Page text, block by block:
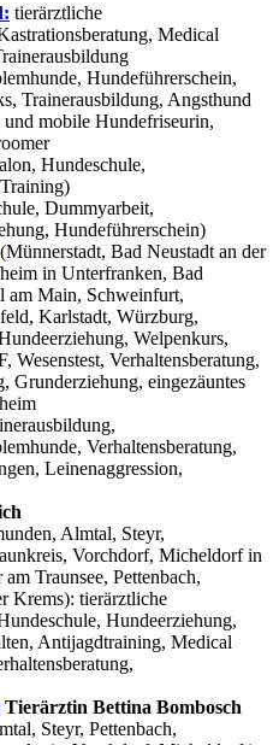
tierärztliche
Medical
Hundeführerschein,
Trainerausbildung, Angsthund
und mobile Hundefriseurin,
Hundeschule,
Dummyarbeit,
Hundeführerschein)
(Münnerstadt, Bad Neustadt an der
in Unterfranken, Bad
am Main, Schweinfurt,
Karlstadt, Würzburg,
Welpenkurs,
Wesenstest, Verhaltensberatung,
Grunderziehung, eingezäuntes
Verhaltensberatung,
Leinenaggression,
Almtal, Steyr,
Vorchdorf, Micheldorf in
Traunsee, Pettenbach,
Krems): tierärztliche
Hundeerziehung,
Antijagdtraining, Medical
Tierärztin Bettina Bombosch
Steyr, Pettenbach,